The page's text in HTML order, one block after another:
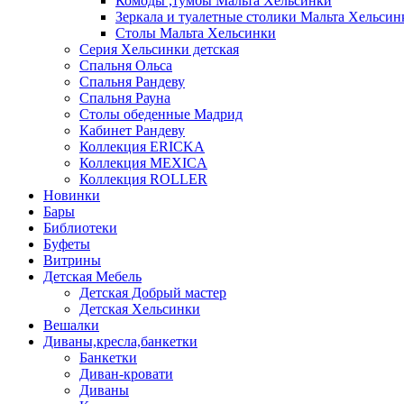
Зеркала и туалетные столики Мальта
Столы Мальта Хельсинки
Серия Хельсинки детская
Спальня Ольса
Спальня Рандеву
Спальня Рауна
Столы обеденные Мадрид
Кабинет Рандеву
Коллекция ERICKA
Коллекция MEXICA
Коллекция ROLLER
Новинки
Бары
Библиотеки
Буфеты
Витрины
Детская Мебель
Детская Добрый мастер
Детская Хельсинки
Вешалки
Диваны,кресла,банкетки
Банкетки
Диван-кровати
Диваны